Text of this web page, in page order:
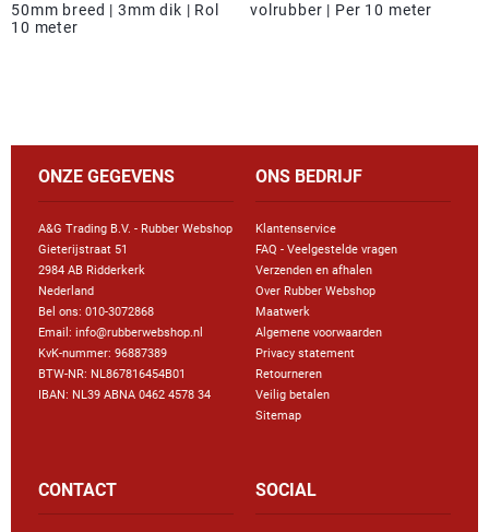
50mm breed | 3mm dik | Rol
10 meter
volrubber | Per 10 meter
ONZE GEGEVENS
A&G Trading B.V. - Rubber Webshop
Gieterijstraat 51
2984 AB Ridderkerk
Nederland
Bel ons: 010-3072868
Email: info@rubberwebshop.nl
KvK-nummer: 96887389
BTW-NR: NL867816454B01
IBAN: NL39 ABNA 0462 4578 34
ONS BEDRIJF
Klantenservice
FAQ - Veelgestelde vragen
Verzenden en afhalen
Over Rubber Webshop
Maatwerk
Algemene voorwaarden
Privacy statement
Retourneren
Veilig betalen
Sitemap
CONTACT SOCIAL